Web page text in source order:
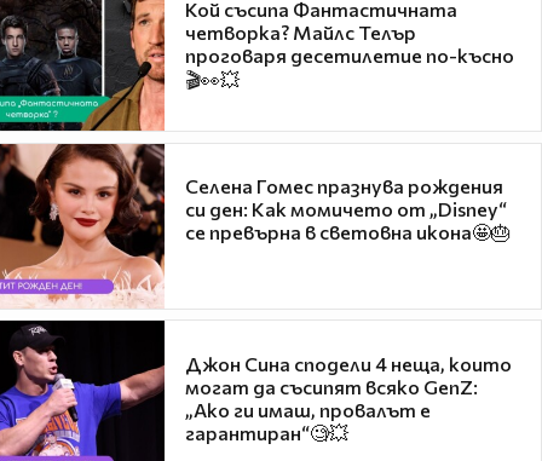
Кой съсипа Фантастичната
четворка? Майлс Телър
проговаря десетилетие по-късно
🎬👀💥
Селена Гомес празнува рождения
си ден: Как момичето от „Disney“
се превърна в световна икона🤩🎂
Джон Сина сподели 4 неща, които
могат да съсипят всяко GenZ:
„Ако ги имаш, провалът е
гарантиран“🧐💥